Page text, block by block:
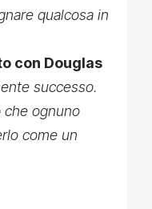
qualcosa in
con Douglas
successo.
che ognuno
come un